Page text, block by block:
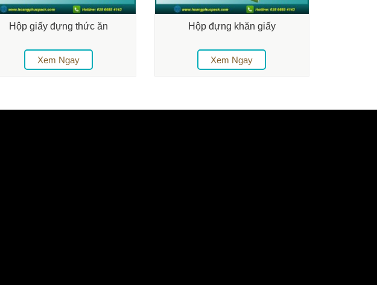
Hộp giấy đựng thức ăn
Xem Ngay
Hộp đựng khăn giấy
Xem Ngay